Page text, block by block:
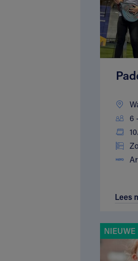
6
Lees
NIEUWE